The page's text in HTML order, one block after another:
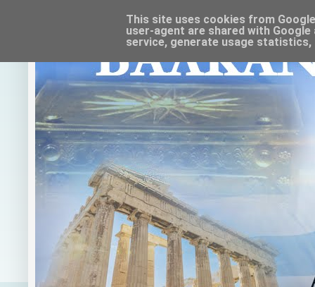
This site uses cookies from
user-agent are shared with
service, generate usage statistics,